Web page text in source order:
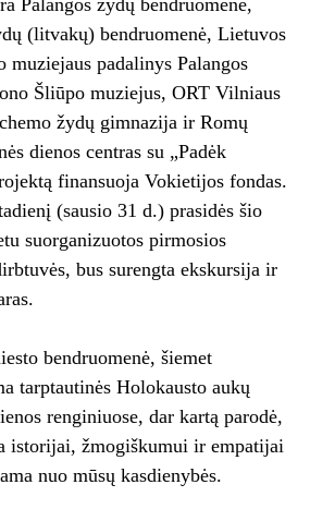
(litvakų) bendruomenė, Lietuvos
muziejaus padalinys Palangos
Šliūpo muziejus, ORT Vilniaus
žydų gimnazija ir Romų
dienos centras su „Padėk
finansuoja Vokietijos fondas.
(sausio 31 d.) prasidės šio
suorganizuotos pirmosios
bus surengta ekskursija ir
bendruomenė, šiemet
tarptautinės Holokausto aukų
renginiuose, dar kartą parodė,
istorijai, žmogiškumui ir empatijai
nuo mūsų kasdienybės.